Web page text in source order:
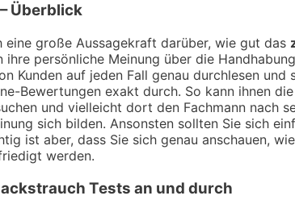
Überblick
eine große Aussagekraft darüber, wie gut das
ihre persönliche Meinung über die
Kunden auf jeden Fall genau durchlesen und
Bewertungen exakt durch. So kann ihnen
und vielleicht dort den Fachmann nach
sich bilden. Ansonsten sollten Sie sich
ist aber, dass Sie sich genau anschauen,
werden.
Tests an und durch